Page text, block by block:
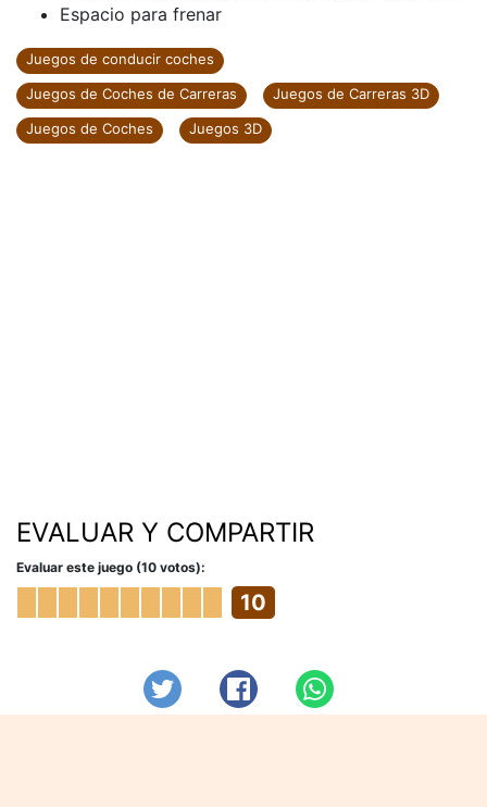
Espacio para frenar
Juegos de conducir coches
Juegos de Coches de Carreras
Juegos de Carreras 3D
Juegos de Coches
Juegos 3D
EVALUAR Y COMPARTIR
Evaluar este juego (10 votos):
10